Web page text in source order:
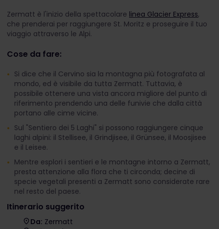
Zermatt è l'inizio della spettacolare linea Glacier Express,
che prenderai per raggiungere St. Moritz e proseguire il tuo
viaggio attraverso le Alpi.
Cose da fare:
Si dice che il Cervino sia la montagna più fotografata al
mondo, ed è visibile da tutta Zermatt. Tuttavia, è
possibile ottenere una vista ancora migliore del punto di
riferimento prendendo una delle funivie che dalla città
portano alle cime vicine.
Sul "Sentiero dei 5 Laghi" si possono raggiungere cinque
laghi alpini: il Stellisee, il Grindjisee, il Grünsee, il Moosjisee
e il Leisee.
Mentre esplori i sentieri e le montagne intorno a Zermatt,
presta attenzione alla flora che ti circonda; decine di
specie vegetali presenti a Zermatt sono considerate rare
nel resto del paese.
Itinerario suggerito
Da: Zermatt